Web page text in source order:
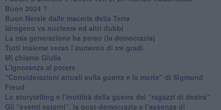
Buon 2024 ?
​Buon Natale dalle macerie della Terra
​Idrogeno vs nucleare ed altri dubbi
​La mia generazione ha perso (la democrazia)
​Tutti insieme verso l’aumento di tre gradi
Mi chiamo Giulia
L’ignoranza al potere
​“Considerazioni attuali sulla guerra e la morte" di Sigmund
Freud
​Lo storytelling e l’inutilità della guerra dei “ragazzi di destra”
​Gli “eventi esterni”, la post-democrazia e l’assenza di